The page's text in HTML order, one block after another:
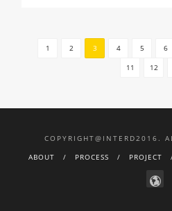
1 2 3 4 5 6
11
12
COPYRIGHT@INTERD2016.
ABOUT
PROCESS PROJECT